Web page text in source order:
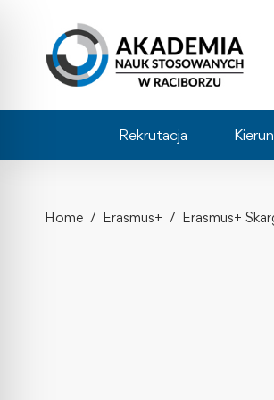
Rekrutacja
Home Erasmus+ Erasmus+